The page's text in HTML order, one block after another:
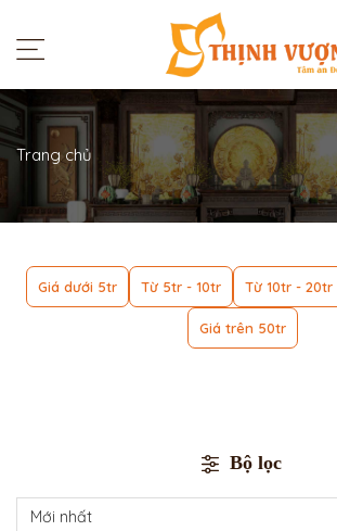
Trang chủ
Giá dưới 5tr Từ 5tr - 10tr Từ 10tr - 20tr
Giá trên 50tr
Bộ lọc